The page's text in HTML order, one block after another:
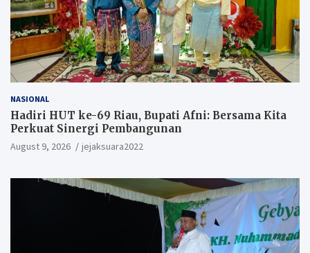
NASIONAL
Hadiri HUT ke-69 Riau, Bupati Afni: Bersama Kita
Perkuat Sinergi Pembangunan
August 9, 2026 jejaksuara2022